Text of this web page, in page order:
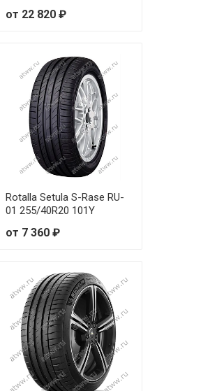
от 22 820 ₽
Rotalla Setula S-Rase RU-
01 255/40R20 101Y
от 7 360 ₽